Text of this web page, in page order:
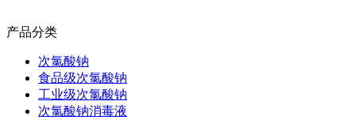
产品分类
次氯酸钠
食品级次氯酸钠
工业级次氯酸钠
次氯酸钠消毒液